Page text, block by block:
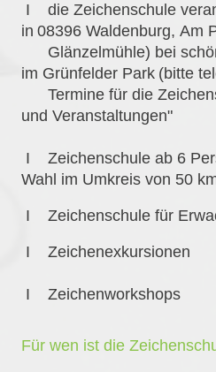
I die Zeichenschule
in 08396 Waldenburg, Am
Glänzelmühle) bei
im Grünfelder Park (bitte
Termine für die
und Veranstaltungen"
I Zeichenschule ab 6
Wahl im Umkreis von 50
I Zeichenschule für
I Zeichenexkursionen
I Zeichenworkshops
Für wen ist die